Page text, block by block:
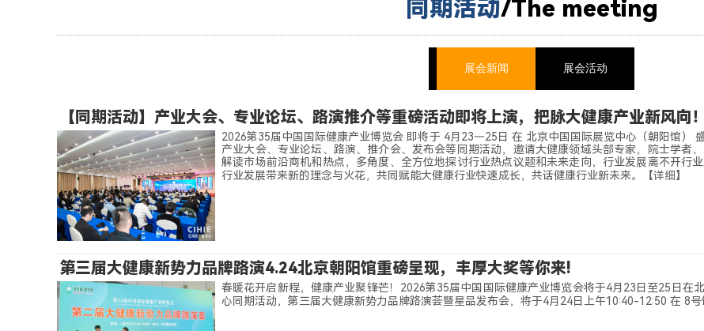
同期活动/The meeting
展会新闻 展会活动
【同期活动】产业大会、专业论坛、路演推介等重磅活动即将上演，把脉大健康产业新风向！
2026第35届中国国际健康产业博览会 即将于 4月23—25日 在 北京中国国际展览中心（朝阳馆）
产业大会、专业论坛、路演、推介会、发布会等同期活动，邀请大健康领域头部专家，院士学者
解读市场前沿商机和热点，多角度、全方位地探讨行业热点议题和未来走向，行业发展离不开行
行业发展带来新的理念与火花，共同赋能大健康行业快速成长，共话健康行业新未来。
【详细】
第三届大健康新势力品牌路演4.24北京朝阳馆重磅呈现，丰厚大奖等你来!
春暖花开启新程，健康产业聚锋芒！2026第35届中国国际健康产业博览会将于4月23日至25日
心同期活动，第三届大健康新势力品牌路演荟暨星品发布会，将于4月24日上午10:40-12:50 在 8号
了解更多产品 >